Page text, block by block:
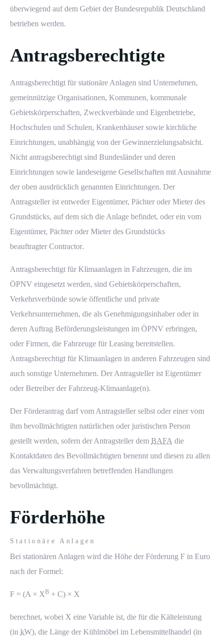
überwiegend auf dem Gebiet der Bundesrepublik Deutschland
betrieben werden.
Antragsberechtigte
Antragsberechtigt für stationäre Anlagen sind Unternehmen,
gemeinnützige Organisationen, Kommunen, kommunale
Gebietskörperschaften, Zweckverbände und Eigenbetriebe,
Hochschulen und Schulen, Krankenhäuser sowie kirchliche
Einrichtungen, unabhängig von der Gewinnerzielungsabsicht.
Nicht antragsberechtigt sind Bundesländer und deren
Einrichtungen sowie landeseigene Gesellschaften mit Ausnahme
der oben ausdrücklich genannten Einrichtungen. Der
Antragsteller ist entweder Eigentümer, Pächter oder Mieter des
Grundstücks, auf dem sich die Anlage befindet, oder ein vom
Eigentümer, Pächter oder Mieter des Grundstücks
beauftragter Contractor.
Antragsberechtigt für Klimaanlagen in Fahrzeugen, die im
ÖPNV eingesetzt werden, sind Gebietskörperschaften,
Verkehrsverbünde sowie öffentliche und private
Verkehrsunternehmen, die als Genehmigungsinhaber oder in
deren Auftrag Beförderungsleistungen im ÖPNV erbringen,
oder Firmen, die Fahrzeuge für Leasing bereitstellen.
Antragsberechtigt für Klimaanlagen in anderen Fahrzeugen sind
auch sonstige Unternehmen. Der Antragsteller ist Eigentümer
oder Betreiber der Fahrzeug-Klimaanlage(n).
Der Förderantrag darf vom Antragsteller selbst oder einer vom
ihm bevollmächtigten natürlichen oder juristischen Person
gestellt werden, sofern der Antragsteller dem BAFA die
Kontaktdaten des Bevollmächtigten benennt und diesen zu allen
das Verwaltungsverfahren betreffenden Handlungen
bevollmächtigt.
Förderhöhe
Stationäre Anlagen
Bei stationären Anlagen wird die Höhe der Förderung F in Euro
nach der Formel:
F = (A × XB + C) × X
berechnet, wobei X eine Variable ist, die für die Kälteleistung
(in kW), die Länge der Kühlmöbel im Lebensmittelhandel (in